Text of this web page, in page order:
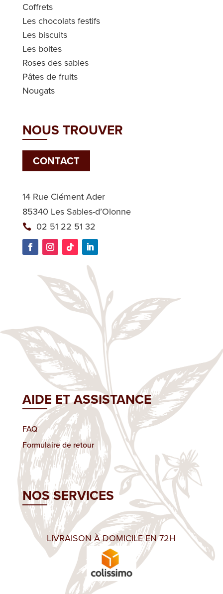
Coffrets
Les chocolats festifs
Les biscuits
Les boites
Roses des sables
Pâtes de fruits
Nougats
NOUS TROUVER
CONTACT
14 Rue Clément Ader
85340 Les Sables-d’Olonne
02 51 22 51 32
AIDE ET ASSISTANCE
FAQ
Formulaire de retour
NOS SERVICES
LIVRAISON À DOMICILE EN 72H